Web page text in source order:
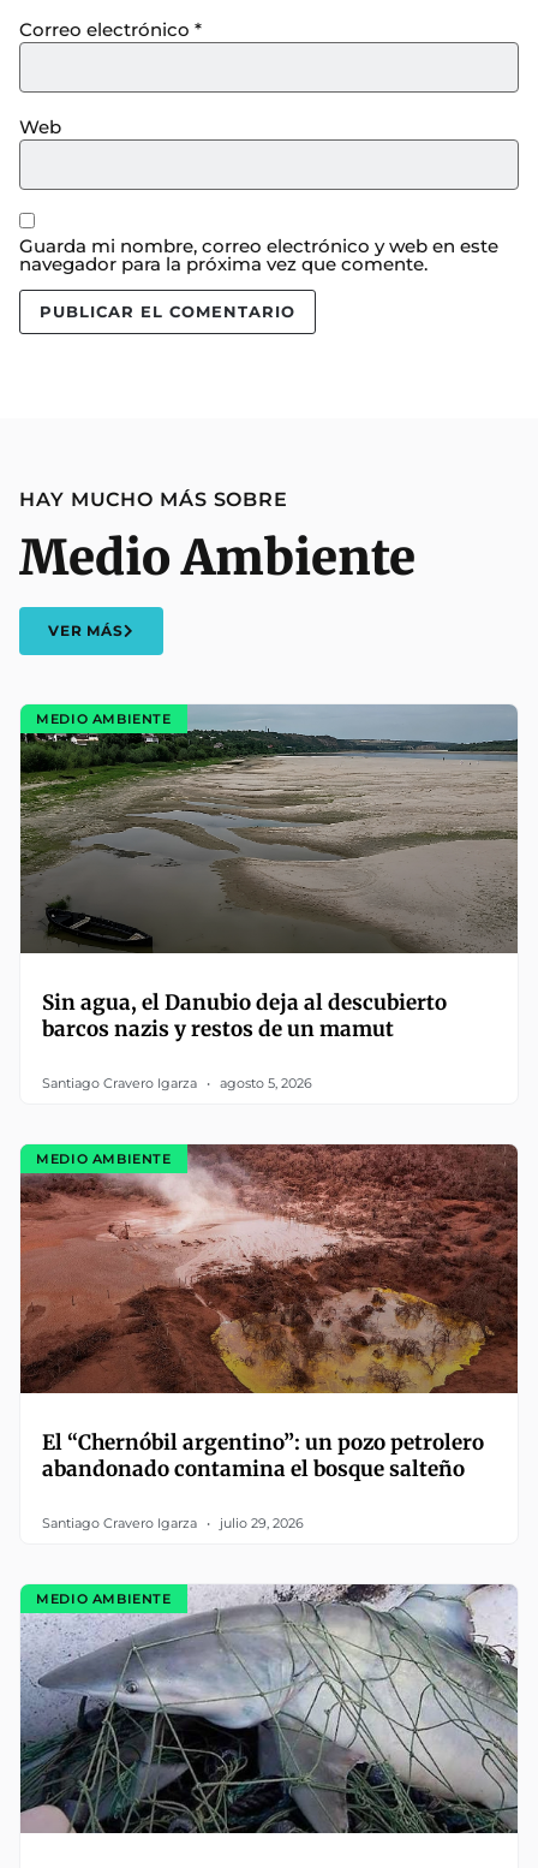
Correo electrónico *
Web
Guarda mi nombre, correo electrónico y web en este
navegador para la próxima vez que comente.
HAY MUCHO MÁS SOBRE
Medio Ambiente
VER MÁS
MEDIO AMBIENTE
Sin agua, el Danubio deja al descubierto
barcos nazis y restos de un mamut
Santiago Cravero Igarza agosto 5, 2026
MEDIO AMBIENTE
El “Chernóbil argentino”: un pozo petrolero
abandonado contamina el bosque salteño
Santiago Cravero Igarza julio 29, 2026
MEDIO AMBIENTE